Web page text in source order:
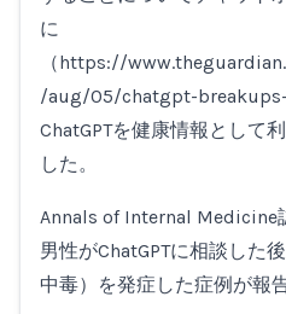
に
（https://
/aug/05/chatgpt-breakups-
ChatGPTを健康情報として
した。
Annals of Internal Medicine
男性がChatGPTに相談した
中毒）を発症した症例が報